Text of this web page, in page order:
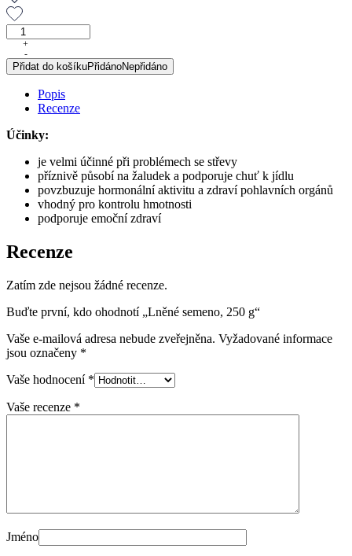
Lněné
semeno,
250
g
množství
+
-
Přidat do košíkuPřidánoNepřidáno
Popis
Recenze
Účinky:
je velmi účinné při problémech se střevy
příznivě působí na žaludek a podporuje chuť k jídlu
povzbuzuje hormonální aktivitu a zdraví pohlavních orgánů
vhodný pro kontrolu hmotnosti
podporuje emoční zdraví
Recenze
Zatím zde nejsou žádné recenze.
Buďte první, kdo ohodnotí „Lněné semeno, 250 g“
Vaše e-mailová adresa nebude zveřejněna. Vyžadované informace
jsou označeny *
Vaše hodnocení *
Vaše recenze *
Jméno